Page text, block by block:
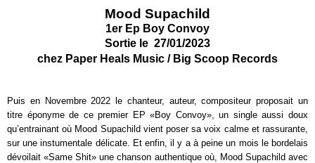
Mood Supachild
1er Ep Boy Convoy
Sortie le 27/01/2023
chez Paper Heals Music / Big Scoop Records
Puis en Novembre 2022 le chanteur, auteur, compositeur proposait un
titre éponyme de ce premier EP «Boy Convoy», un single aussi doux
qu’entrainant où Mood Supachild vient poser sa voix calme et rassurante,
sur une instumentale délicate. Et enfin, il y a à peine un mois le bordelais
dévoilait «Same Shit» une chanson authentique où, Mood Supachild avec